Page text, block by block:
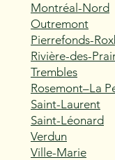
Montréal-Nord
Outremont
Pierrefonds-
Rivière-des-
Trembles
Rosemont–La
Saint-Laurent
Saint-Léonard
Verdun
Ville-Marie